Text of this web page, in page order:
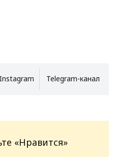
Instagram Telegram-канал
«Нравится»